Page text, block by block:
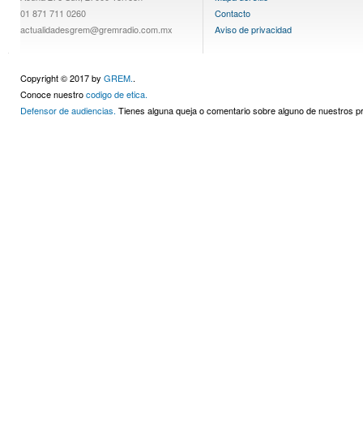
01 871 711 0260
actualidadesgrem@gremradio.com.mx
Contacto
Aviso de privacidad
Copyright © 2017 by GREM..
Conoce nuestrocodigo de etica.
Defensor de audiencias. Tienes alguna queja o comentario sobre alguno de nuestros